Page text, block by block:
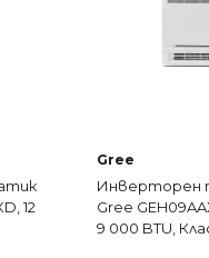
12
Gree
Инверторен
Gree
9 000 BTU,